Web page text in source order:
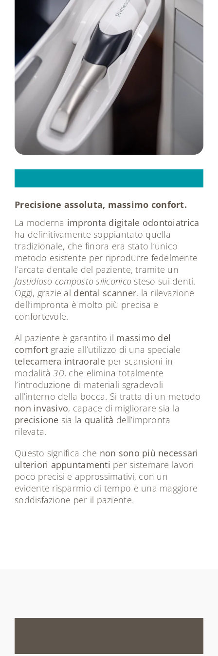
Dicono di noi
Magazine
Contatti
Precisione assoluta, massimo confort.
La moderna impronta digitale odontoiatrica
ha definitivamente soppiantato quella
tradizionale, che finora era stato l’unico
metodo esistente per riprodurre fedelmente
l’arcata dentale del paziente, tramite un
fastidioso composto siliconico steso sui denti.
Oggi, grazie al dental scanner, la rilevazione
dell’impronta è molto più precisa e
confortevole.
Al paziente è garantito il massimo del
comfortgrazie all’utilizzo di una speciale
telecamera intraorale per scansioni in
modalità3D, che elimina totalmente
l’introduzione di materiali sgradevoli
all’interno della bocca. Si tratta di un metodo
non invasivo, capace di migliorare sia la
precisione sia la qualità dell’impronta
rilevata.
Questo significa che non sono più necessari
ulteriori appuntamenti per sistemare lavori
poco precisi e approssimativi, con un
evidente risparmio di tempo e una maggiore
soddisfazione per il paziente.